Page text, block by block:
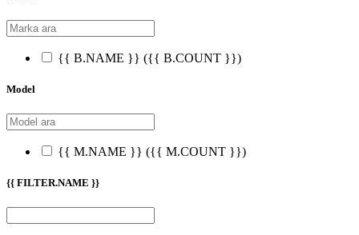
{{ B.NAME }} ({{ B.COUNT }})
Model
{{ M.NAME }} ({{ M.COUNT }})
{{ FILTER.NAME }}